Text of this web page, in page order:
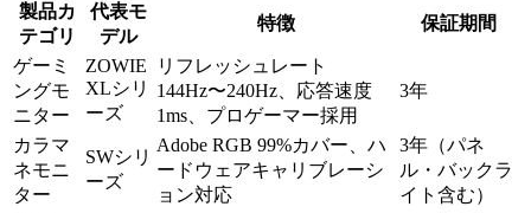
製品カ
テゴリ
代表モ
デル
特徴 保証期間
ゲーミ
ングモ
ニター
ZOWIE
XLシリ
ーズ
リフレッシュレート
144Hz〜240Hz、応答速度
1ms、プロゲーマー採用
3年
カラマ
ネモニ
ター
SWシリ
ーズ
Adobe RGB 99%カバー、ハ
ードウェアキャリブレーシ
ョン対応
3年（パネ
ル・バックラ
イト含む）